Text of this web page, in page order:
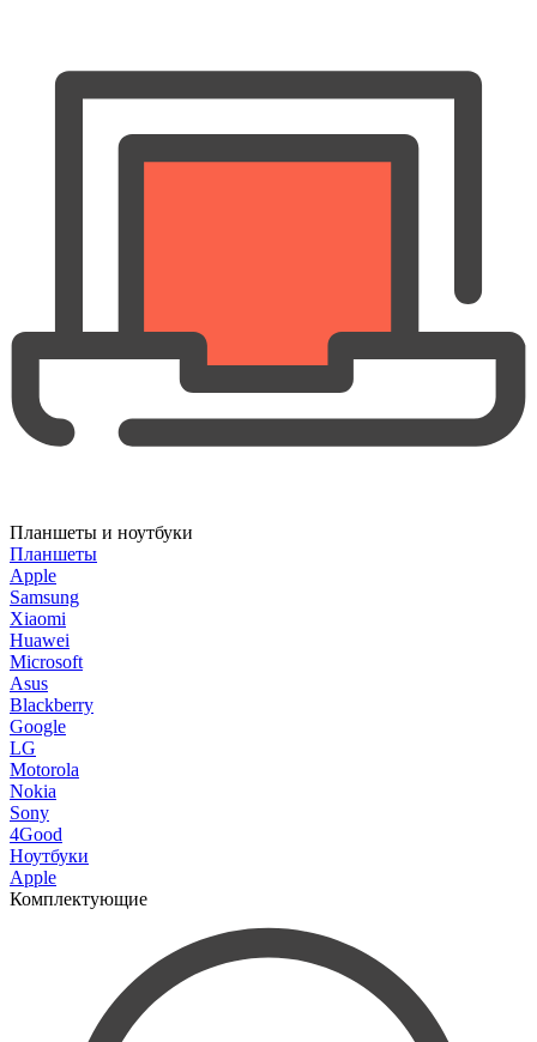
Планшеты и ноутбуки
Планшеты
Apple
Samsung
Xiaomi
Huawei
Microsoft
Asus
Blackberry
Google
LG
Motorola
Nokia
Sony
4Good
Ноутбуки
Apple
Комплектующие